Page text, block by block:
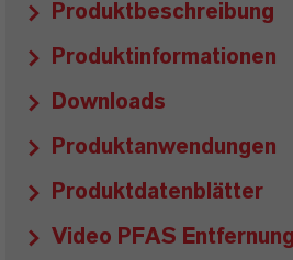
Produktbeschreibung
Produktinformationen
Downloads
Produktanwendungen
Produktdatenblätter
Video PFAS Entfernung